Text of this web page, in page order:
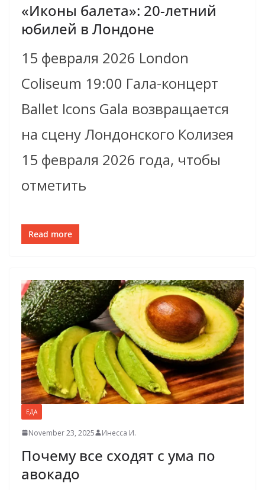
«Иконы балета»: 20-летний
юбилей в Лондоне
15 февраля 2026 London
Coliseum 19:00 Гала-концерт
Ballet Icons Gala возвращается
на сцену Лондонского Колизея
15 февраля 2026 года, чтобы
отметить
Read more
ЕДА
November 23, 2025 Инесса И.
Почему все сходят с ума по
авокадо